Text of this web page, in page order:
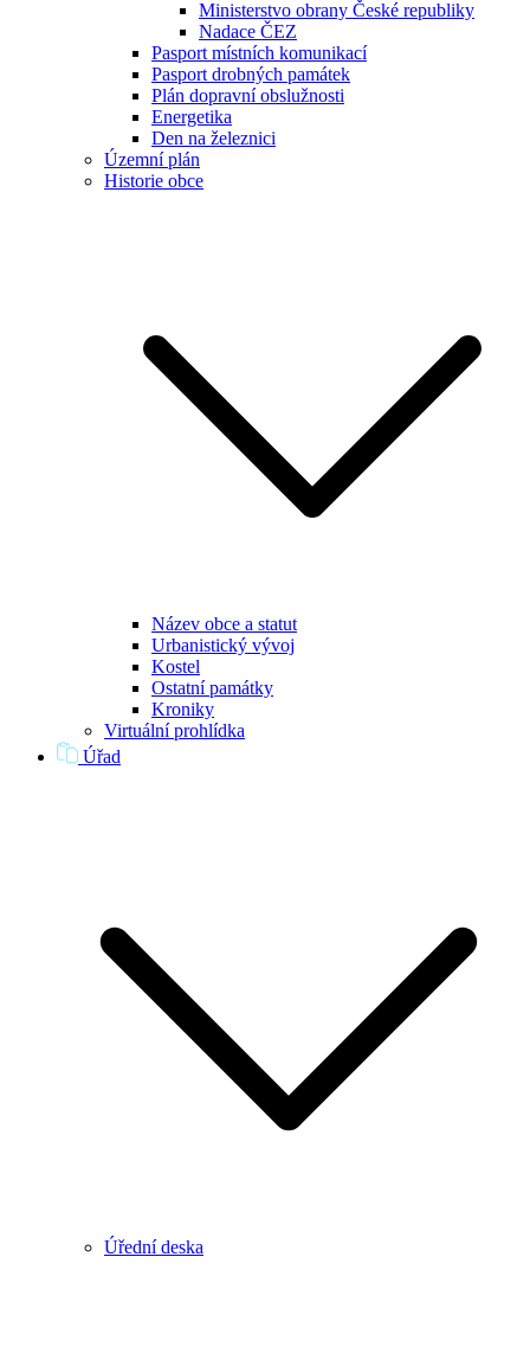
Ministerstvo obrany České republiky
Nadace ČEZ
Pasport místních komunikací
Pasport drobných památek
Plán dopravní obslužnosti
Energetika
Den na železnici
Územní plán
Historie obce
Název obce a statut
Urbanistický vývoj
Kostel
Ostatní památky
Kroniky
Virtuální prohlídka
Úřad
Úřední deska